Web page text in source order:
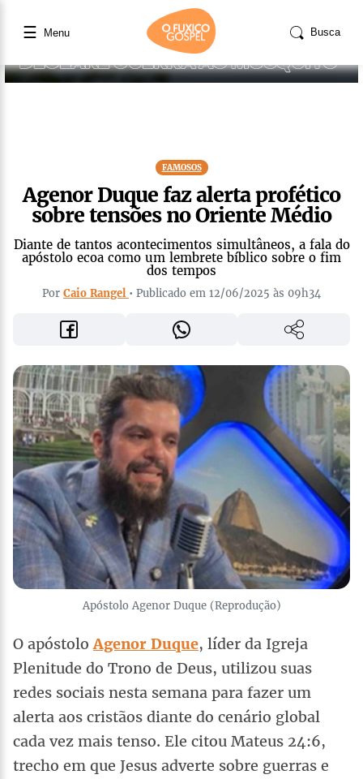
☰ Menu Busca
FAMOSOS
Agenor Duque faz alerta profético
sobre tensões no Oriente Médio
Diante de tantos acontecimentos simultâneos, a fala do
apóstolo ecoa como um lembrete bíblico sobre o fim
dos tempos
Por Caio Rangel • Publicado em 12/06/2025 às 09h34
Apóstolo Agenor Duque (Reprodução)
O apóstolo Agenor Duque, líder da Igreja
Plenitude do Trono de Deus, utilizou suas
redes sociais nesta semana para fazer um
alerta aos cristãos diante do cenário global
cada vez mais tenso. Ele citou Mateus 24:6,
trecho em que Jesus adverte sobre guerras e